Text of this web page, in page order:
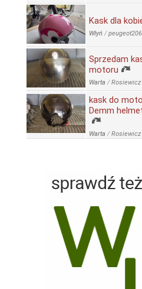
Kask dla
Włyń /peugeot206
Sprzedam
motoru
Warta /Rosiewicz
kask do
Demm
Warta /Rosiewicz